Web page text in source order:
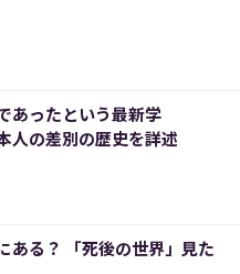
あったという最新学
の差別の歴史を詳述
ある？ 「死後の世界」見た